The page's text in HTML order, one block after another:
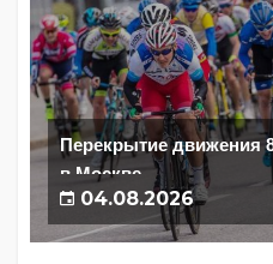
Перекрытие движения 8
в Москве
04.08.2026